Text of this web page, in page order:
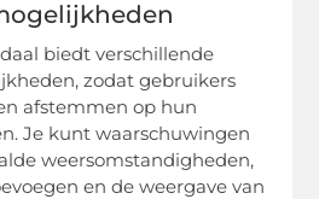
biedt verschillende
zodat gebruikers
afstemmen op hun
Je kunt waarschuwingen
weersomstandigheden,
en de weergave van